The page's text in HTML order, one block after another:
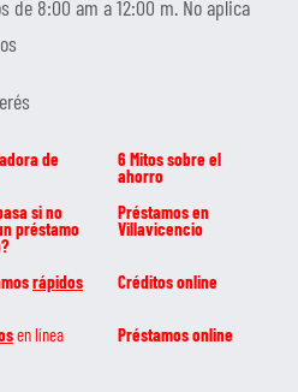
de 8:00 am a 12:00 m. No aplica
de 6 Mitos sobre el
ahorro
si no
préstamo
Préstamos en
Villavicencio
rápidos Créditos online
en línea Préstamos online